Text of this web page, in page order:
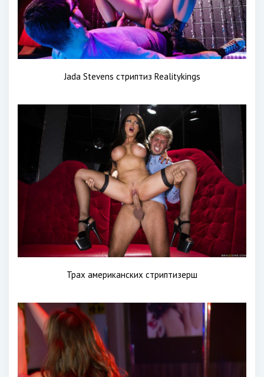
Jada Stevens стриптиз Realitykings
Трах американских стриптизерш